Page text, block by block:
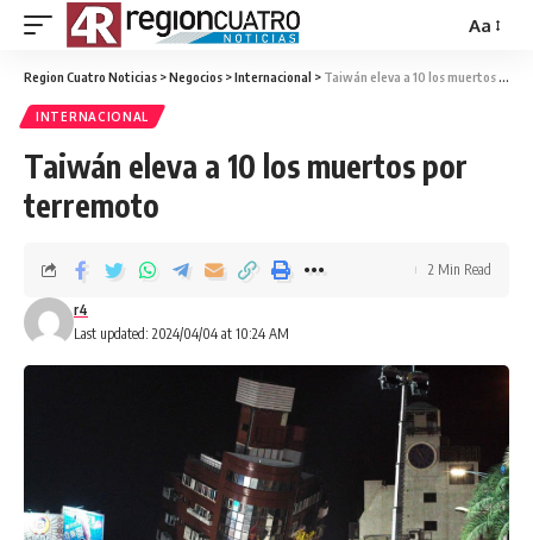
Aa
Region Cuatro Noticias >Negocios >Internacional > Taiwán eleva a 10 los muertos por terremoto
INTERNACIONAL
Taiwán eleva a 10 los muertos por
terremoto
Last updated: 2024/04/04 at 10:24 AM
r4
2 Min Read